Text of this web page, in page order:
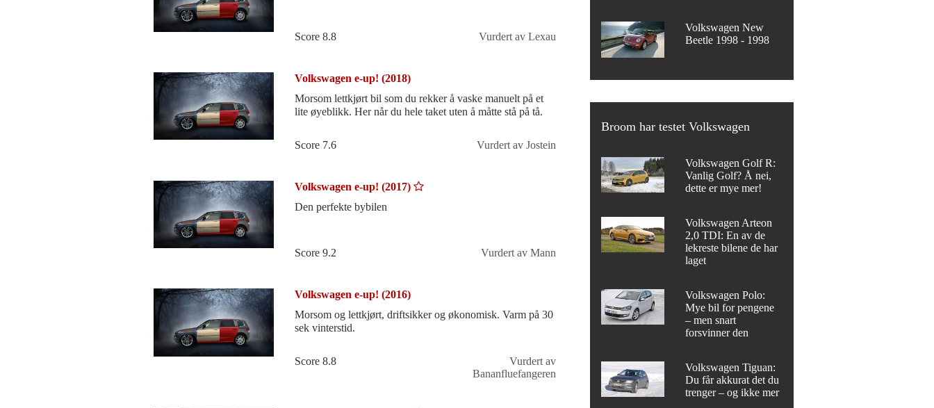
Score 8.8 Vurdert av Lexau
Volkswagen e-up! (2018)
Morsom lettkjørt bil som du rekker å vaske manuelt på et
lite øyeblikk. Her når du hele taket uten å måtte stå på tå.
Score 7.6 Vurdert av Jostein
Volkswagen e-up! (2017)
Den perfekte bybilen
Score 9.2 Vurdert av Mann
Volkswagen e-up! (2016)
Morsom og lettkjørt, driftsikker og økonomisk. Varm på 30
sek vinterstid.
Score 8.8
Vurdert av
Bananfluefangeren
Volkswagen New
Beetle 1998 - 1998
Broom har testet Volkswagen
Volkswagen Golf R:
Vanlig Golf? Å nei,
dette er mye mer!
Volkswagen Arteon
2,0 TDI: En av de
lekreste bilene de har
laget
Volkswagen Polo:
Mye bil for pengene
– men snart
forsvinner den
Volkswagen Tiguan:
Du får akkurat det du
trenger – og ikke mer